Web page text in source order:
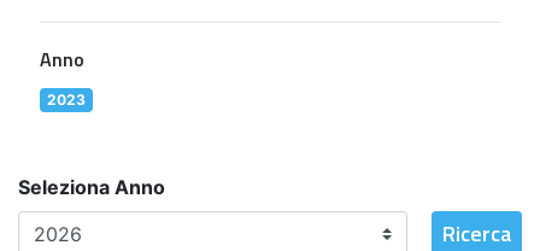
Anno
2023
Seleziona Anno
Ricerca